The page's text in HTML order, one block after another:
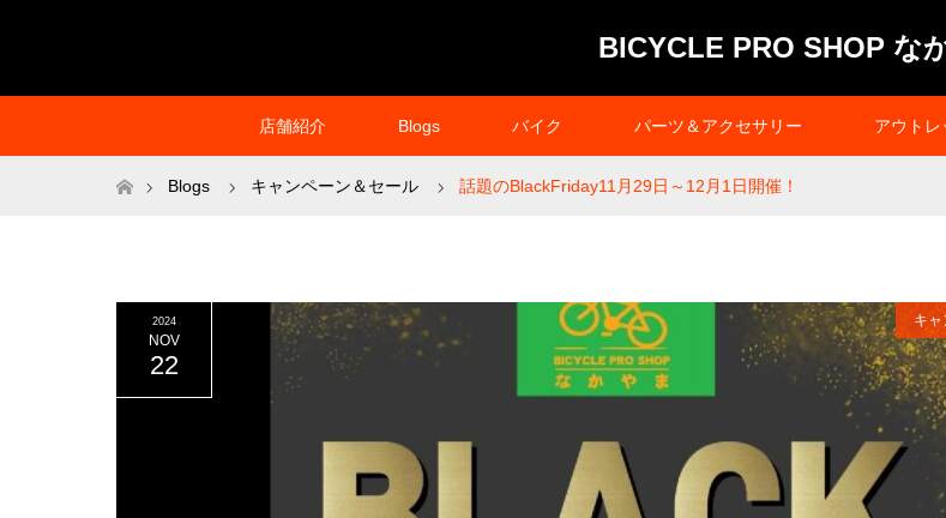
BICYCLE PRO SHOP な
店舗紹介 Blogs バイク パーツ＆アクセサリー アウトレ
ホームBlogs キャンペーン＆セール 話題のBlackFriday11月29日～12月1日開催！
2024
NOV
22
キ